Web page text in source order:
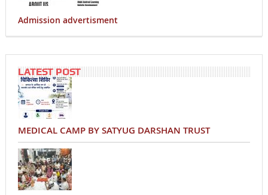
Admission advertisment
LATEST POST
MEDICAL CAMP BY SATYUG DARSHAN TRUST